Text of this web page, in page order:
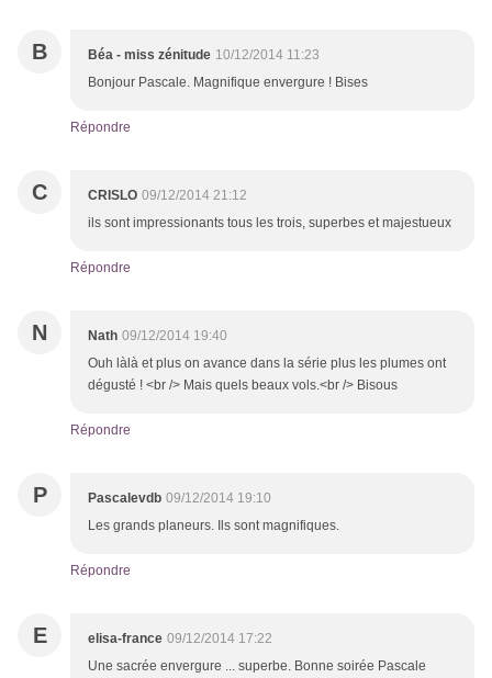
B Béa - miss zénitude 10/12/2014 11:23
Bonjour Pascale. Magnifique envergure ! Bises
Répondre
C CRISLO 09/12/2014 21:12
ils sont impressionants tous les trois, superbes et majestueux
Répondre
N Nath 09/12/2014 19:40
Ouh làlà et plus on avance dans la série plus les plumes ont
dégusté ! <br /> Mais quels beaux vols.<br /> Bisous
Répondre
P Pascalevdb 09/12/2014 19:10
Les grands planeurs. Ils sont magnifiques.
Répondre
E elisa-france 09/12/2014 17:22
Une sacrée envergure ... superbe. Bonne soirée Pascale